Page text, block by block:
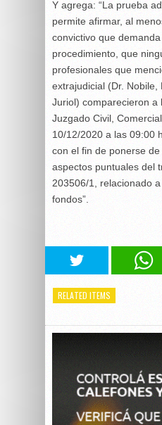
Y agrega: “La prueba
permite afirmar, al
convictivo que
procedimiento, que
profesionales que
extrajudicial (Dr. Nobile,
Juriol) comparecieron a
Juzgado Civil,
10/12/2020 a las 09:00
con el fin de ponerse
aspectos puntuales del
203506/1, relacionado
fondos”.
RELATED ITEMS